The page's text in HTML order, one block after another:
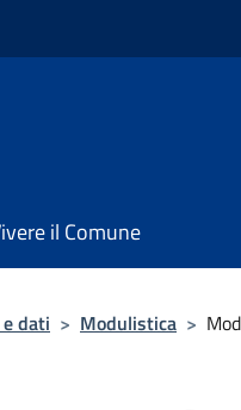
il Comune
dati > Modulistica >